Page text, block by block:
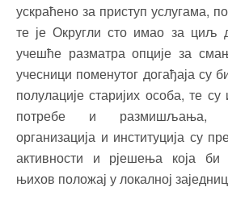
ускраћено за приступ услугама,
те је Округли сто имао за циљ
учешће разматра опције за
учесници поменутог догађаја су
полулације старијих особа, те су
потребе и размишљања,
организација и институција су
активности и рјешења која
њихов положај у локалној